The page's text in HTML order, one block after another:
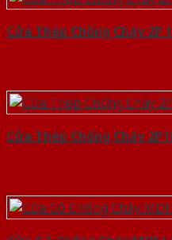
Cửa Thép Chống Cháy 2P
Cửa Thép Chống Cháy